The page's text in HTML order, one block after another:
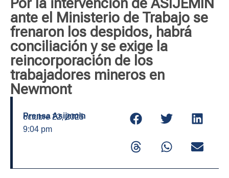
ante el Ministerio de Trabajo se
frenaron los despidos, habrá
conciliación y se exige la
reincorporación de los
trabajadores mineros en
Newmont
Prensa Asijemin
octubre 22, 2025
9:04 pm